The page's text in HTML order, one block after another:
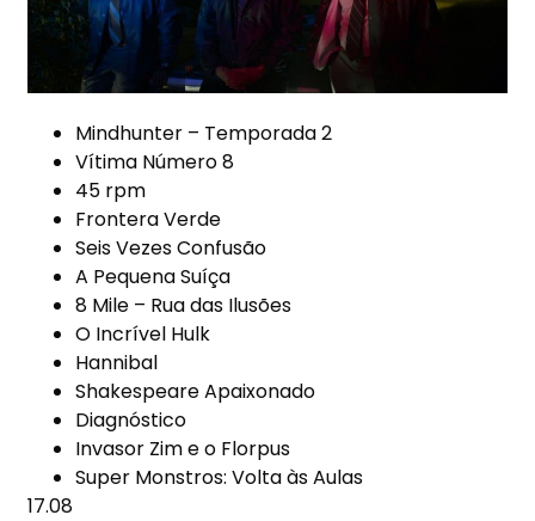
Mindhunter – Temporada 2
Vítima Número 8
45 rpm
Frontera Verde
Seis Vezes Confusão
A Pequena Suíça
8 Mile – Rua das Ilusões
O Incrível Hulk
Hannibal
Shakespeare Apaixonado
Diagnóstico
Invasor Zim e o Florpus
Super Monstros: Volta às Aulas
17.08